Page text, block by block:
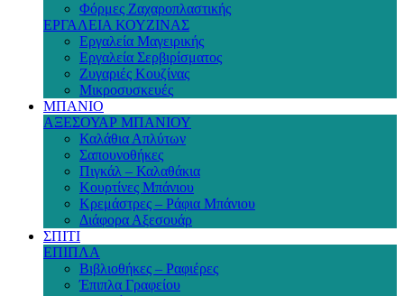
Φόρμες Ζαχαροπλαστικής
ΕΡΓΑΛΕΙΑ ΚΟΥΖΙΝΑΣ
Εργαλεία Μαγειρικής
Εργαλεία Σερβιρίσματος
Ζυγαριές Κουζίνας
Μικροσυσκευές
ΜΠΑΝΙΟ
ΑΞΕΣΟΥΑΡ ΜΠΑΝΙΟΥ
Καλάθια Απλύτων
Σαπουνοθήκες
Πιγκάλ – Καλαθάκια
Κουρτίνες Μπάνιου
Κρεμάστρες – Ράφια Μπάνιου
Διάφορα Αξεσουάρ
ΣΠΙΤΙ
ΕΠΙΠΛΑ
Βιβλιοθήκες – Ραφιέρες
Έπιπλα Γραφείου